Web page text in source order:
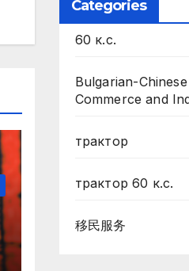
Categories
60 к.с.
Bulgarian-
Commerce and
трактор
трактор 60 к.с.
移民服务